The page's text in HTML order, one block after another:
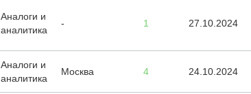
Аналоги и
аналитика
- 1 27.10.2024
Аналоги и
аналитика
Москва 4 24.10.2024